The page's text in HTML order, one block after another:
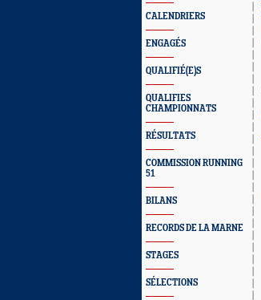
CALENDRIERS
ENGAGÉS
QUALIFIÉ(E)S
QUALIFIES
CHAMPIONNATS
RÉSULTATS
COMMISSION RUNNING
51
BILANS
RECORDS DE LA MARNE
STAGES
SÉLECTIONS